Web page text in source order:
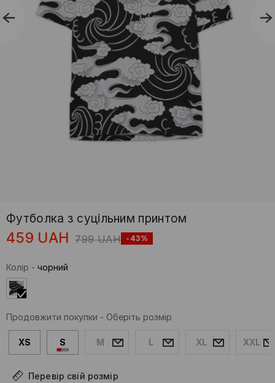
Футболка з суцільним принтом
459 UAH 799 UAH -43%
Колір - чорний
Продовжити покупки - Оберіть розмір
XS S M L XL XXL
Перевір свій розмір